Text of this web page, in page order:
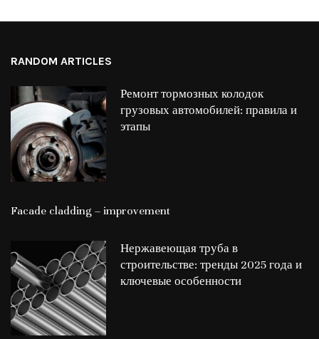
RANDOM ARTICLES
Ремонт тормозных колодок
грузовых автомобилей: правила и
этапы
Facade cladding – improvement
Нержавеющая труба в
строительстве: тренды 2025 года и
ключевые особенности